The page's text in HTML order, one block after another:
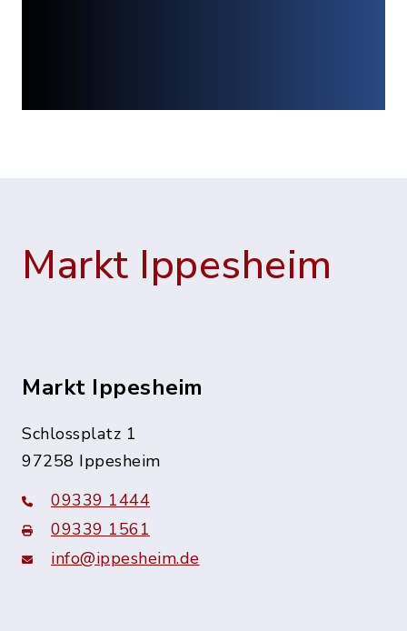
Markt Ippesheim
Markt Ippesheim
Schlossplatz 1
97258 Ippesheim
09339 1444
09339 1561
info@ippesheim.de